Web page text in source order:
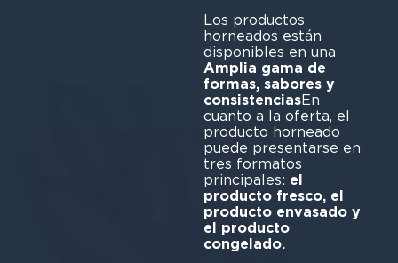
Los productos
horneados están
disponibles en una
Amplia gama de
formas, sabores y
consistenciasEn
cuanto a la oferta, el
producto horneado
puede presentarse en
tres formatos
principales: el
producto fresco, el
producto envasado y
el producto
congelado.